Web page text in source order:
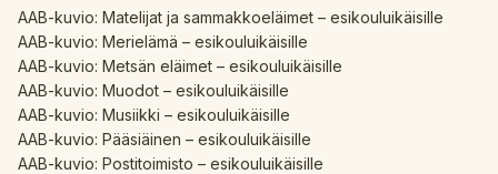
AAB-kuvio: Matelijat ja sammakkoeläimet – esikouluikäisille
AAB-kuvio: Merielämä – esikouluikäisille
AAB-kuvio: Metsän eläimet – esikouluikäisille
AAB-kuvio: Muodot – esikouluikäisille
AAB-kuvio: Musiikki – esikouluikäisille
AAB-kuvio: Pääsiäinen – esikouluikäisille
AAB-kuvio: Postitoimisto – esikouluikäisille